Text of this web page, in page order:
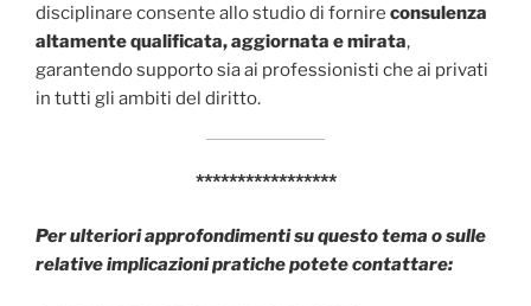
disciplinare consente allo studio di fornire consulenza
altamente qualificata, aggiornata e mirata,
garantendo supporto sia ai professionisti che ai privati
in tutti gli ambiti del diritto.
*****************
Per ulteriori approfondimenti su questo tema o sulle
relative implicazioni pratiche potete contattare: